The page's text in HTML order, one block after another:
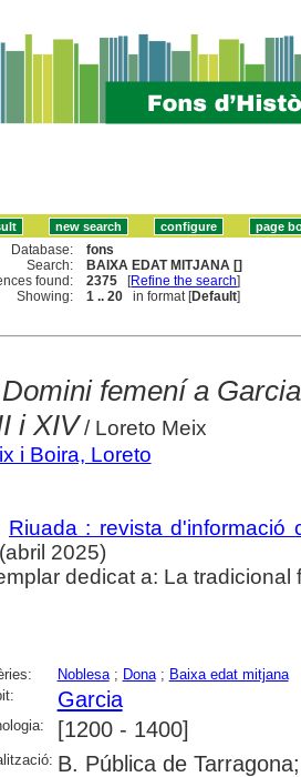
Database:
fons
Search:
BAIXA EDAT MITJANA []
found:
2375 [Refine the search]
Showing:
1 .. 20 in format [Default]
femení a
i XIV/ Loreto Meix
i Boira, Loreto
Riuada : revista d'informació
2025)
dedicat a: La
Noblesa; Dona; Baixa edat mitjana
Garcia
[1200 - 1400]
B. Pública de